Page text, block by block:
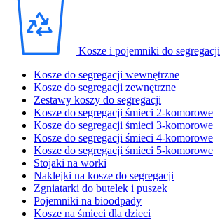
Kosze i pojemniki do segregacji
Kosze do segregacji wewnętrzne
Kosze do segregacji zewnętrzne
Zestawy koszy do segregacji
Kosze do segregacji śmieci 2-komorowe
Kosze do segregacji śmieci 3-komorowe
Kosze do segregacji śmieci 4-komorowe
Kosze do segregacji śmieci 5-komorowe
Stojaki na worki
Naklejki na kosze do segregacji
Zgniatarki do butelek i puszek
Pojemniki na bioodpady
Kosze na śmieci dla dzieci